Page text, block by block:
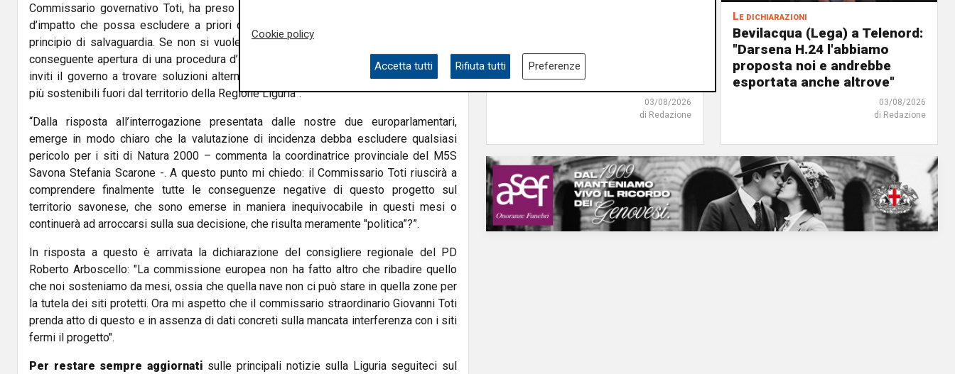
Commissario governativo Toti, ha preso una decisione senza una vera valutazione
d’impatto che possa escludere a priori danni ambientali e quindi in violazione del
principio di salvaguardia. Se non si vuole rischiare un braccio di ferro con l’UE e la
conseguente apertura di una procedura d’infrazione, Toti metta in pausa il progetto e
inviti il governo a trovare soluzioni alternative, ambientalmente ed economicamente
più sostenibili fuori dal territorio della Regione Liguria”.
“Dalla risposta all’interrogazione presentata dalle nostre due europarlamentari,
emerge in modo chiaro che la valutazione di incidenza debba escludere qualsiasi
pericolo per i siti di Natura 2000 – commenta la coordinatrice provinciale del M5S
Savona Stefania Scarone -. A questo punto mi chiedo: il Commissario Toti riuscirà a
comprendere finalmente tutte le conseguenze negative di questo progetto sul
territorio savonese, che sono emerse in maniera inequivocabile in questi mesi o
continuerà ad arroccarsi sulla sua decisione, che risulta meramente "politica”?”.
In risposta a questo è arrivata la dichiarazione del consigliere regionale del PD
Roberto Arboscello: "La commissione europea non ha fatto altro che ribadire quello
che noi sosteniamo da mesi, ossia che quella nave non ci può stare in quella zone per
la tutela dei siti protetti. Ora mi aspetto che il commissario straordinario Giovanni Toti
prenda atto di questo e in assenza di dati concreti sulla mancata interferenza con i siti
fermi il progetto".
Per restare sempre aggiornati sulle principali notizie sulla Liguria seguiteci sul
punti d'incontro e crisi della
famiglia, ma si cerca il
nemico nell'immigrato"
03/08/2026
di Redazione
Le dichiarazioni
Bevilacqua (Lega) a Telenord:
"Darsena H.24 l'abbiamo
proposta noi e andrebbe
esportata anche altrove"
03/08/2026
di Redazione
Cookie policy
Accetta tutti Rifiuta tutti Preferenze